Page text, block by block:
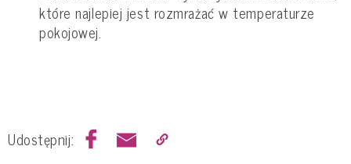
które najlepiej jest rozmrażać w temperaturze
pokojowej.
Udostępnij: